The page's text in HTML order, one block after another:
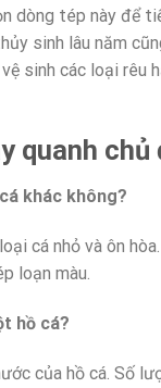
dòng tép này để
sinh lâu năm
sinh các loại rêu
quanh chủ
khác không?
cá nhỏ và ôn
loạn màu.
hồ cá?
của hồ cá. Số